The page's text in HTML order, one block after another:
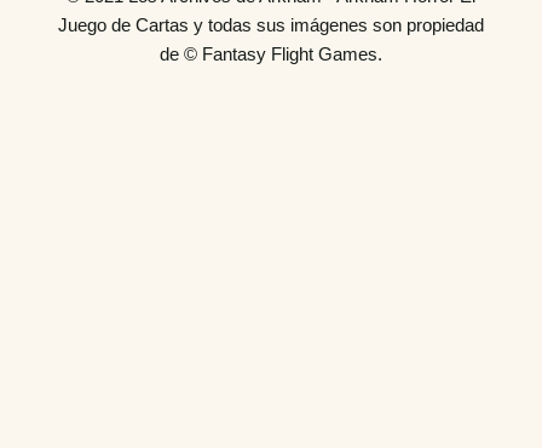
Juego de Cartas y todas sus imágenes son propiedad
de © Fantasy Flight Games.